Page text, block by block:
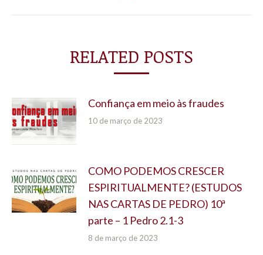
RELATED POSTS
Confiança em meio às fraudes
10 de março de 2023
COMO PODEMOS CRESCER
ESPIRITUALMENTE? (ESTUDOS
NAS CARTAS DE PEDRO) 10ª
parte – 1 Pedro 2.1-3
8 de março de 2023